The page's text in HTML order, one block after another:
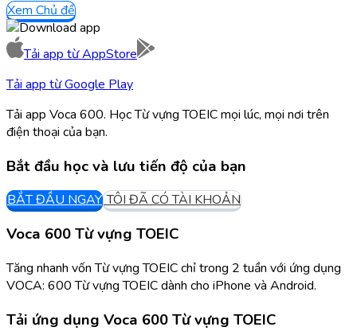
Xem Chủ đề
Tải app từAppStore
Tải app từGoogle Play
Tải app Voca 600. Học Từ vựng TOEIC mọi lúc, mọi nơi trên
điện thoại của bạn.
Bắt đầu học và lưu tiến độ của bạn
BẮT ĐẦU NGAY TÔI ĐÃ CÓ TÀI KHOẢN
Voca 600 Từ vựng TOEIC
Tăng nhanh vốn Từ vựng TOEIC chỉ trong 2 tuần với ứng dụng
VOCA: 600 Từ vựng TOEIC dành cho iPhone và Android.
Tải ứng dụng Voca 600 Từ vựng TOEIC